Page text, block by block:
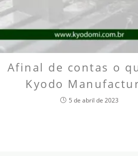
Afinal de contas o
Kyodo
5 de abril de 2023